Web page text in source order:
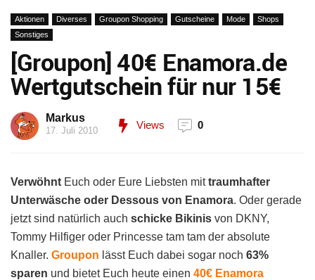
Aktionen Diverses Groupon Shopping Gutscheine Mode
Shops
Sonstiges
[Groupon] 40€ Enamora.de
Wertgutschein für nur 15€
Markus
17. Juli 2010 Views 0
Verwöhnt Euch oder Eure Liebsten mittraumhafter
Unterwäsche oder Dessous von Enamora. Oder gerade
jetzt sind natürlich auch schicke Bikinis von DKNY,
Tommy Hilfiger oder Princesse tam tam der absolute
Knaller. Groupon lässt Euch dabei sogar noch 63%
sparen und bietet Euch heute einen 40€ Enamora